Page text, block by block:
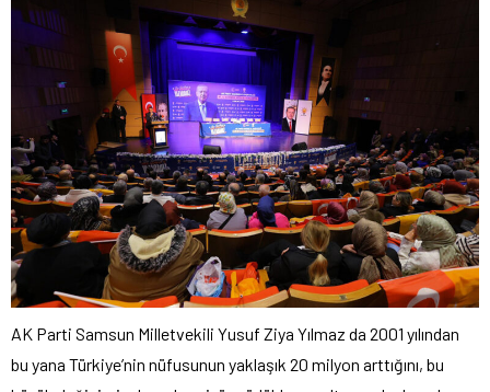
AK Parti Samsun Milletvekili Yusuf Ziya Yılmaz da 2001 yılından
bu yana Türkiye’nin nüfusunun yaklaşık 20 milyon arttığını, bu